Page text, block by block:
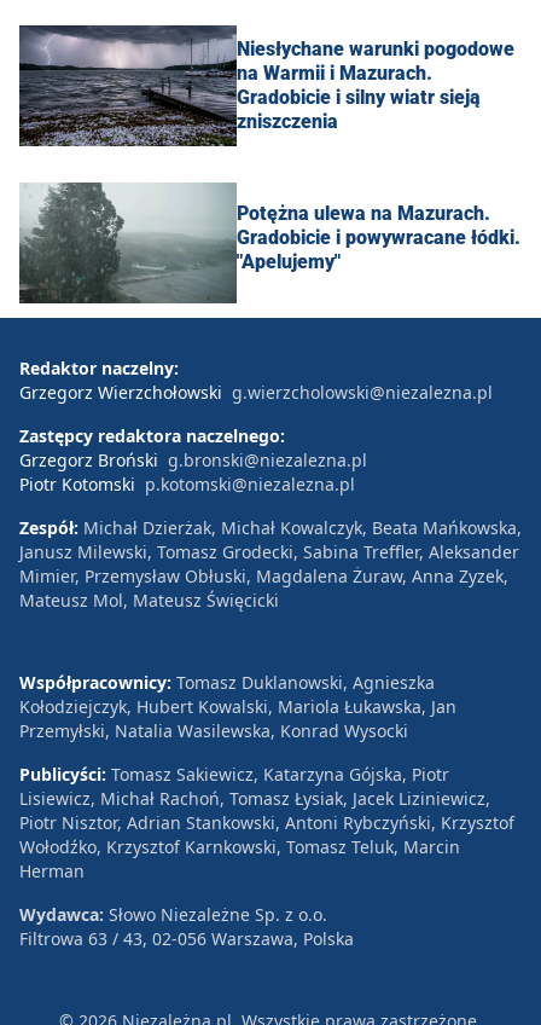
Niesłychane warunki pogodowe
na Warmii i Mazurach.
Gradobicie i silny wiatr sieją
zniszczenia
Potężna ulewa na Mazurach.
Gradobicie i powywracane łódki.
"Apelujemy"
Redaktor naczelny:
Grzegorz Wierzchołowski g.wierzcholowski@niezalezna.pl
Zastępcy redaktora naczelnego:
Grzegorz Broński g.bronski@niezalezna.pl
Piotr Kotomski p.kotomski@niezalezna.pl
Zespół: Michał Dzierżak, Michał Kowalczyk, Beata Mańkowska,
Janusz Milewski, Tomasz Grodecki, Sabina Treffler, Aleksander
Mimier, Przemysław Obłuski, Magdalena Żuraw, Anna Zyzek,
Mateusz Mol, Mateusz Święcicki
Współpracownicy: Tomasz Duklanowski, Agnieszka
Kołodziejczyk, Hubert Kowalski, Mariola Łukawska, Jan
Przemyłski, Natalia Wasilewska, Konrad Wysocki
Publicyści: Tomasz Sakiewicz, Katarzyna Gójska, Piotr
Lisiewicz, Michał Rachoń, Tomasz Łysiak, Jacek Liziniewicz,
Piotr Nisztor, Adrian Stankowski, Antoni Rybczyński, Krzysztof
Wołodźko, Krzysztof Karnkowski, Tomasz Teluk, Marcin
Herman
Wydawca: Słowo Niezależne Sp. z o.o.
Filtrowa 63 / 43, 02-056 Warszawa, Polska
© 2026 Niezależna.pl. Wszystkie prawa zastrzeżone.